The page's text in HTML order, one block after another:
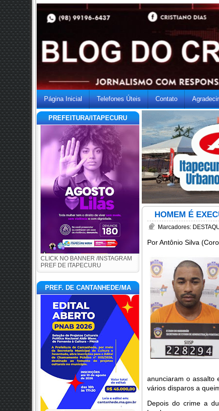
Página Inicial Telefones Úteis Contato
PREFEITURA/ITAPECURU
CLICK NO BANNER /INSTAGRAM
PREF DE ITAPECURU
PREF. DE CANTANHEDE/MA
HOMEM É
Marcadores:
Por Antônio Silva
anunciaram o assalto
vários disparos a
Depois do crime a